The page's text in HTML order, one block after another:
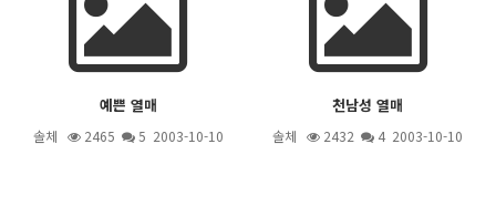
예쁜 열매
솔체 2465 5 2003-10-10
천남성 열매
솔체 2432 4 2003-10-10